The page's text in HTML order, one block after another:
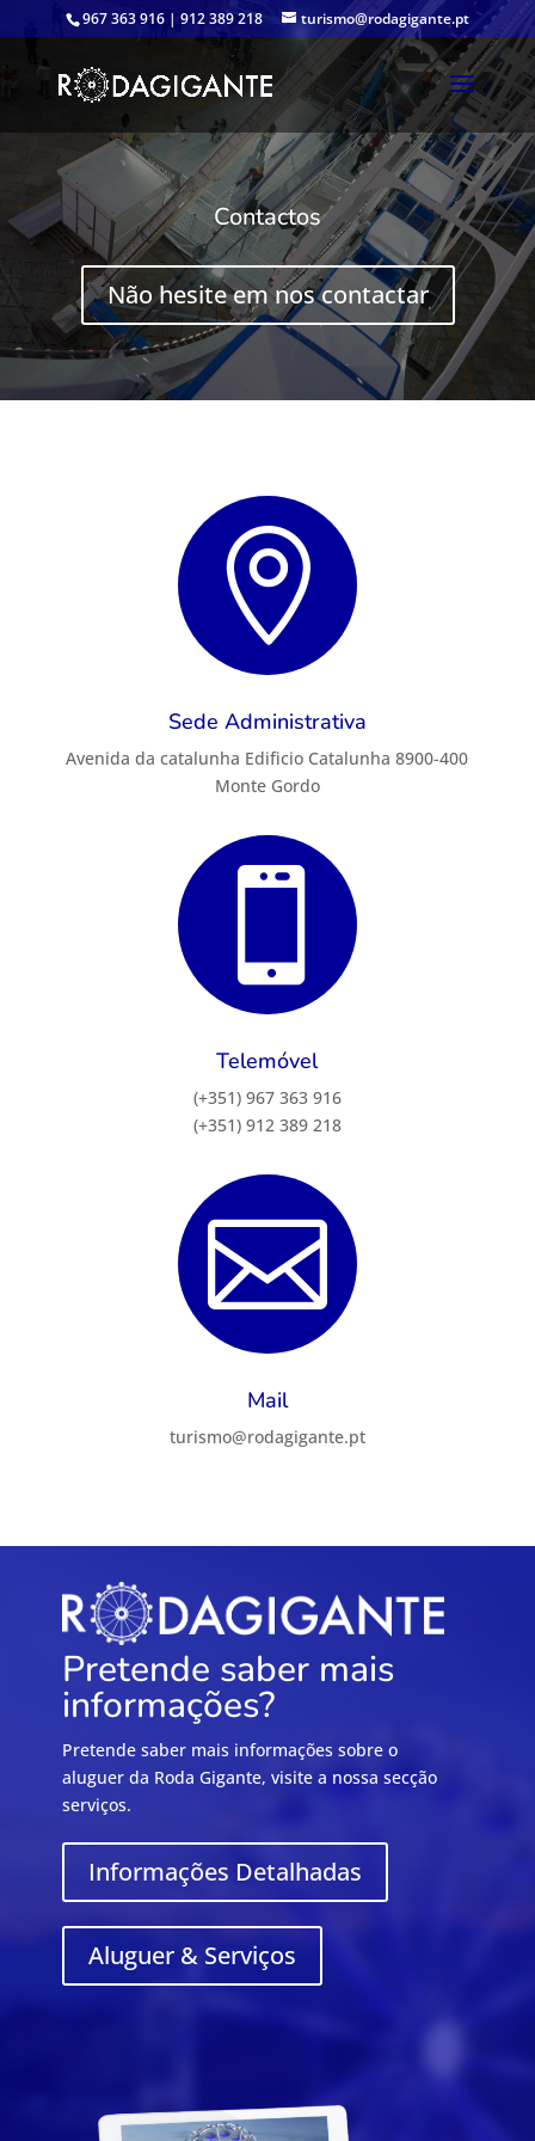
967 363 916 | 912 389 218 turismo@rodagigante.pt
Contactos
Não hesite em nos contactar

Sede Administrativa
Avenida da catalunha Edificio Catalunha 8900-400
Monte Gordo

Telemóvel
(+351) 967 363 916
(+351) 912 389 218

Mail
turismo@rodagigante.pt
Pretende saber mais
informações?
Pretende saber mais informações sobre o
aluguer da Roda Gigante, visite a nossa secção
serviços.
Informações Detalhadas
Aluguer & Serviços